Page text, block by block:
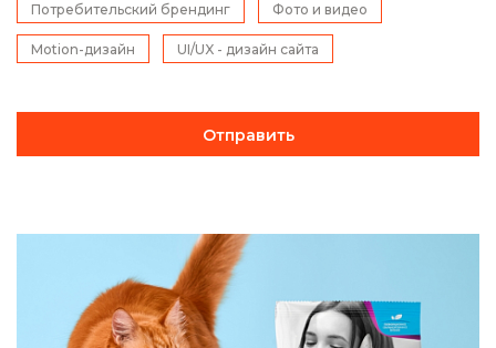
Потребительский брендинг Фото и видео
Motion-дизайн UI/UX - дизайн сайта